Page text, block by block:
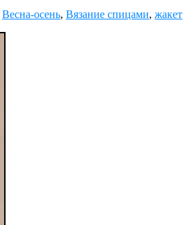
Весна-осень, Вязание спицами, жакет